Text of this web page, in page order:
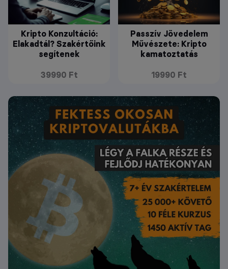
Kripto Konzultáció:
Elakadtál? Szakértőink
segítenek
39990 Ft
Passzív Jövedelem
Művészete: Kripto
kamatoztatás
19990 Ft